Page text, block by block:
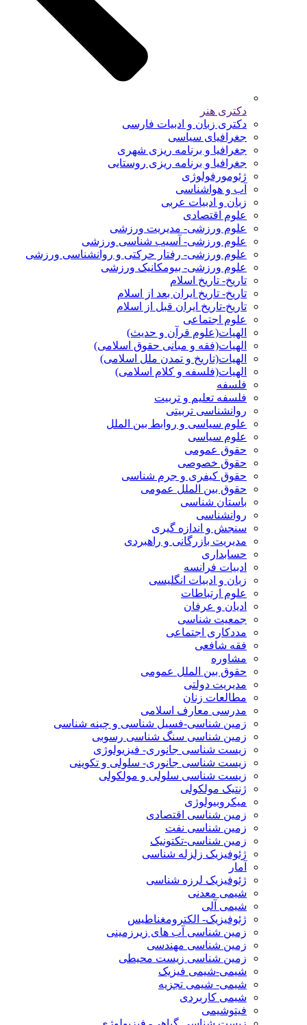
دکتری هنر
دکتری زبان و ادبیات فارسی
جغرافیای سیاسی
جغرافیا و برنامه ریزی شهری
جغرافیا و برنامه ریزی روستایی
ژئومورفولوژی
آب و هواشناسی
زبان و ادبیات عربی
علوم اقتصادی
علوم ورزشی- مدیریت ورزشی
علوم ورزشی- آسیب شناسی ورزشی
علوم ورزشی- رفتار حرکتی و روانشناسی ورزشی
علوم ورزشی- بیومکانیک ورزشی
تاریخ- تاریخ اسلام
تاریخ- تاریخ ایران بعد از اسلام
تاریخ-تاریخ ایران قبل از اسلام
علوم اجتماعی
الهیات(علوم قرآن و حدیث)
الهیات(فقه و مبانی حقوق اسلامی)
الهیات(تاریخ و تمدن ملل اسلامی)
الهیات(فلسفه و کلام اسلامی)
فلسفه
فلسفه تعلیم و تربیت
روانشناسی تربیتی
علوم سیاسی و روابط بین الملل
علوم سیاسی
حقوق عمومی
حقوق خصوصی
حقوق کیفری و جرم شناسی
حقوق بین الملل عمومی
باستان شناسی
روانشناسی
سنجش و اندازه گیری
مدیریت بازرگانی و راهبردی
حسابداری
ادبیات فرانسه
زبان و ادبیات انگلیسی
علوم ارتباطات
ادیان و عرفان
جمعیت شناسی
مددکاری اجتماعی
فقه شافعی
مشاوره
حقوق بین الملل عمومی
مدیریت دولتی
مطالعات زنان
مدرسی معارف اسلامی
زمین شناسی-فسیل شناسی و چینه شناسی
زمین شناسی سنگ شناسی رسوبی
زیست شناسی جانوری- فیزیولوژی
زیست شناسی جانوری- سلولی و تکوینی
زیست شناسی سلولی و مولکولی
ژنتیک مولکولی
میکروبیولوژی
زمین شناسی اقتصادی
زمین شناسی نفت
زمین شناسی-تکتونیک
ژئوفیزیک زلزله شناسی
آمار
ژئوفیزیک لرزه شناسی
شیمی معدنی
شیمی آلی
ژئوفیزیک- الکترومغناطیس
زمین شناسی آب های زیرزمینی
زمین شناسی مهندسی
زمین شناسی زیست محیطی
شیمی-شیمی فیزیک
شیمی- شیمی تجزیه
شیمی کاربردی
فیتوشیمی